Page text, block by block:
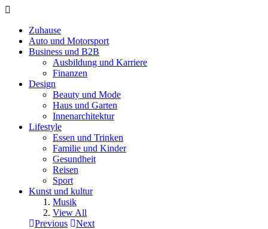
Zuhause
Auto und Motorsport
Business und B2B
Ausbildung und Karriere
Finanzen
Design
Beauty und Mode
Haus und Garten
Innenarchitektur
Lifestyle
Essen und Trinken
Familie und Kinder
Gesundheit
Reisen
Sport
Kunst und kultur
Musik
View All
Previous
Next